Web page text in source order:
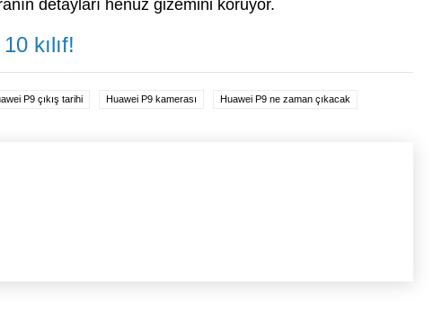
detayları henüz gizemini koruyor.
kılıf!
P9 çıkış tarihi Huawei P9 kamerası Huawei P9 ne zaman çıkacak